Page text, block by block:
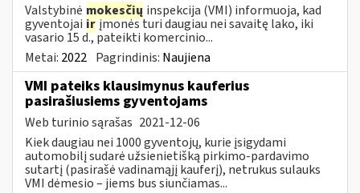
Valstybinė mokesčių inspekcija (VMI) informuoja, kad
gyventojai irįmonės turi daugiau nei savaitę lako, iki
vasario 15 d., pateikti komercinio...
Metai: 2022 Pagrindinis: Naujiena
VMI pateiks klausimynus kauferius
pasirašiusiems gyventojams
Web turinio sąrašas 2021-12-06
Kiek daugiau nei 1000 gyventojų, kurie įsigydami
automobilį sudarė užsienietišką pirkimo-pardavimo
sutartį (pasirašė vadinamąjį kauferį), netrukus sulauks
VMI dėmesio – jiems bus siunčiamas...